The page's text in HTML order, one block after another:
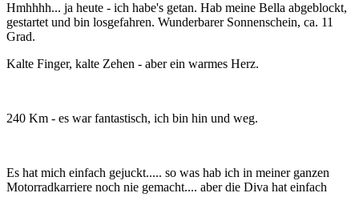
Hmhhhh... ja heute - ich habe's getan. Hab meine Bella abgeblockt,
gestartet und bin losgefahren. Wunderbarer Sonnenschein, ca. 11
Grad.
Kalte Finger, kalte Zehen - aber ein warmes Herz.
240 Km - es war fantastisch, ich bin hin und weg.
Es hat mich einfach gejuckt..... so was hab ich in meiner ganzen
Motorradkarriere noch nie gemacht.... aber die Diva hat einfach